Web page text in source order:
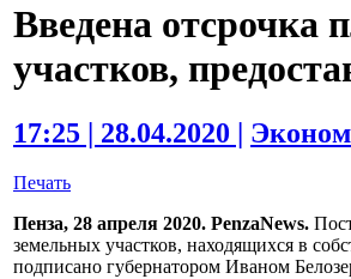
Введена отсрочка
участков,
17:25 | 28.04.2020 |
Печать
Пенза, 28 апреля 2020. PenzaNews.
земельных участков, находящихся в
подписано губернатором Иваном